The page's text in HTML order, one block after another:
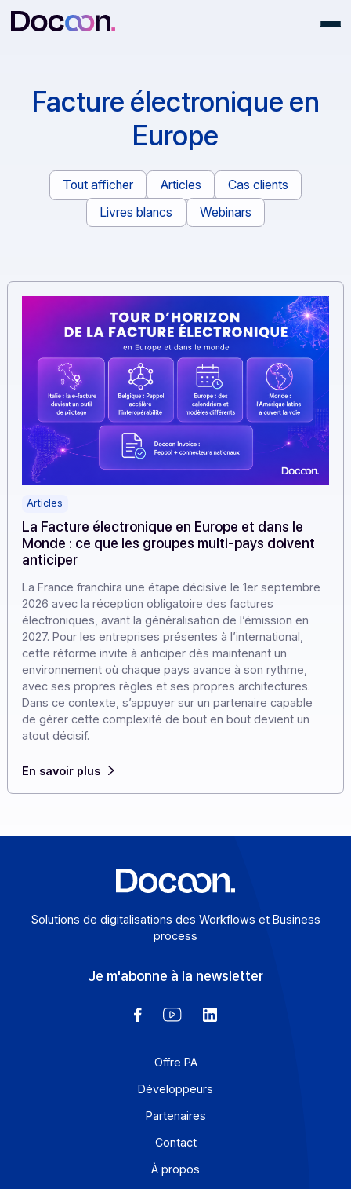
Facture électronique
Europe
Tout afficher Articles Cas clients
Articles
La Facture électronique en Europe et dans le
Monde : ce que les groupes multi-pays doivent
anticiper
La France franchira une étape décisive le 1er
2026 avec la réception obligatoire des factures
électroniques, avant la généralisation de l’émission en
2027. Pour les entreprises présentes à l’international,
cette réforme invite à anticiper dès maintenant un
environnement où chaque pays avance à son rythme,
avec ses propres règles et ses propres architectures.
Dans ce contexte, s’appuyer sur un partenaire capable
Solutions de digitalisations des Workflows et
Je m'abonne à la newsletter
Offre PA